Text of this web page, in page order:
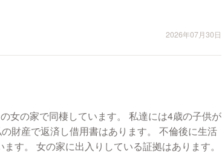
2026年07月30日
女の家で同棲しています。 私達には4歳の子供が
財産で返済し借用書はあります。 不倫後に生活
す。 女の家に出入りしている証拠はあります。